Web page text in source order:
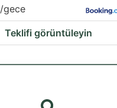
/gece
Teklifi görüntüleyin